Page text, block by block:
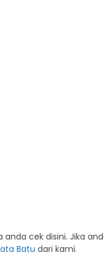
anda cek disini. Jika
Batu dari kami.